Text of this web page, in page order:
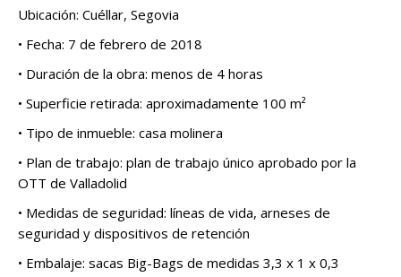
Ubicación: Cuéllar, Segovia
• Fecha: 7 de febrero de 2018
• Duración de la obra: menos de 4 horas
• Superficie retirada: aproximadamente 100 m²
• Tipo de inmueble: casa molinera
• Plan de trabajo: plan de trabajo único aprobado por la
OTT de Valladolid
• Medidas de seguridad: líneas de vida, arneses de
seguridad y dispositivos de retención
• Embalaje: sacas Big-Bags de medidas 3,3 x 1 x 0,3